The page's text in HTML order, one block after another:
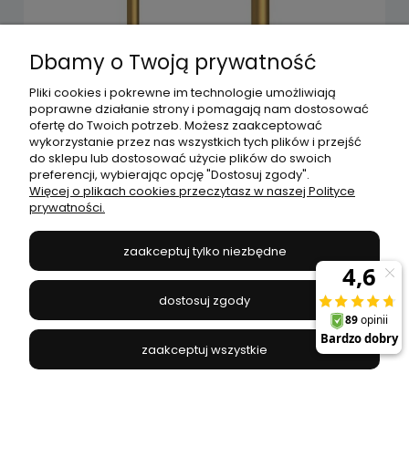
Kinkiet LASER WALL SOLID BRASS 8308 Nowodvorski
Lighting
299,00 zł
do koszyka
Dbamy o Twoją prywatność
Pliki cookies i pokrewne im technologie umożliwiają
poprawne działanie strony i pomagają nam dostosować
ofertę do Twoich potrzeb. Możesz zaakceptować
wykorzystanie przez nas wszystkich tych plików i przejść
do sklepu lub dostosować użycie plików do swoich
preferencji, wybierając opcję "Dostosuj zgody".
Więcej o plikach cookies przeczytasz w naszej Polityce
prywatności.
zaakceptuj tylko niezbędne
dostosuj zgody
zaakceptuj wszystkie